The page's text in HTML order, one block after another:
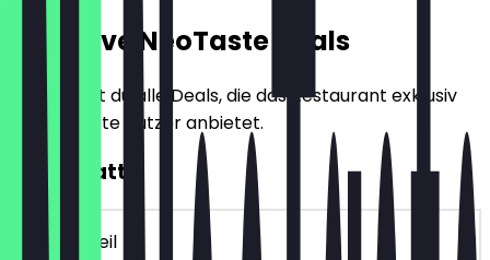
Exklusive NeoTaste Deals
Hier findest du alle Deals, die das Restaurant exklusiv
für NeoTaste Nutzer anbietet.
10€ Rabatt
~10 € Vorteil